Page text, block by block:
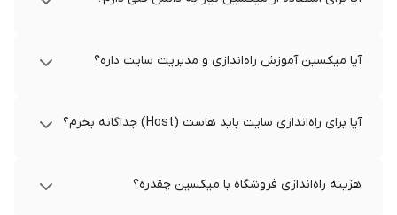
آیا میکسین آموزش راه‌اندازی و مدیریت سایت داره؟
آیا برای راه‌اندازی سایت باید هاست (Host) جداگانه بخرم؟
هزینه راه‌اندازی فروشگاه با میکسین چقدره؟